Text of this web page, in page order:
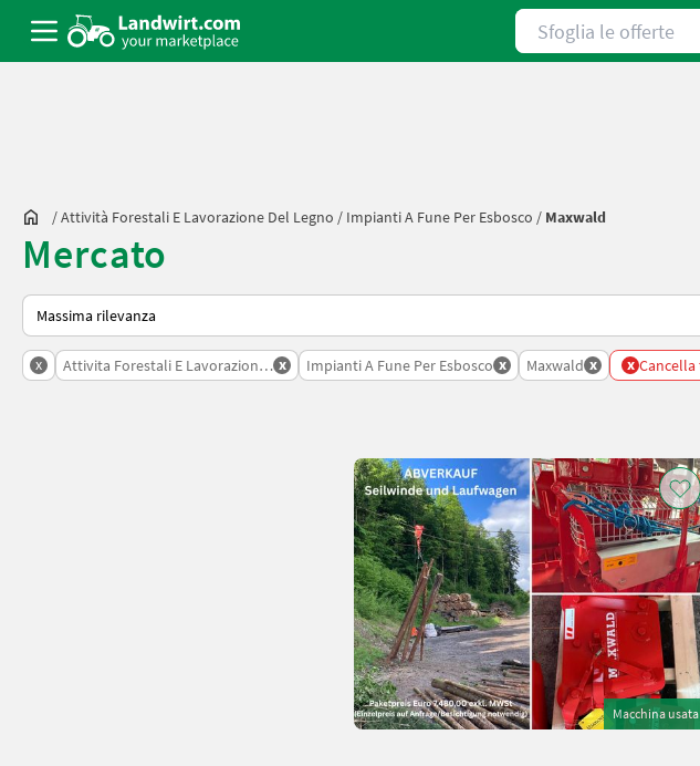
Sfoglia le offerte
/Attività Forestali E Lavorazione Del Legno / Impianti A Fune Per Esbosco / Maxwald
Mercato
Ecco come viene ordinato su Landwirt.com
x Attivita Forestali E Lavorazione Del Legno
x Impianti A Fune Per Esbosco x Maxwald x x
Macchina usata